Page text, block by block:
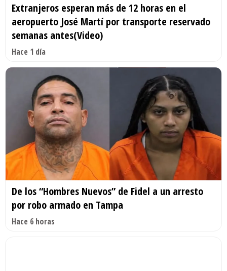
Extranjeros esperan más de 12 horas en el
aeropuerto José Martí por transporte reservado
semanas antes(Video)
Hace 1 día
De los “Hombres Nuevos” de Fidel a un arresto
por robo armado en Tampa
Hace 6 horas